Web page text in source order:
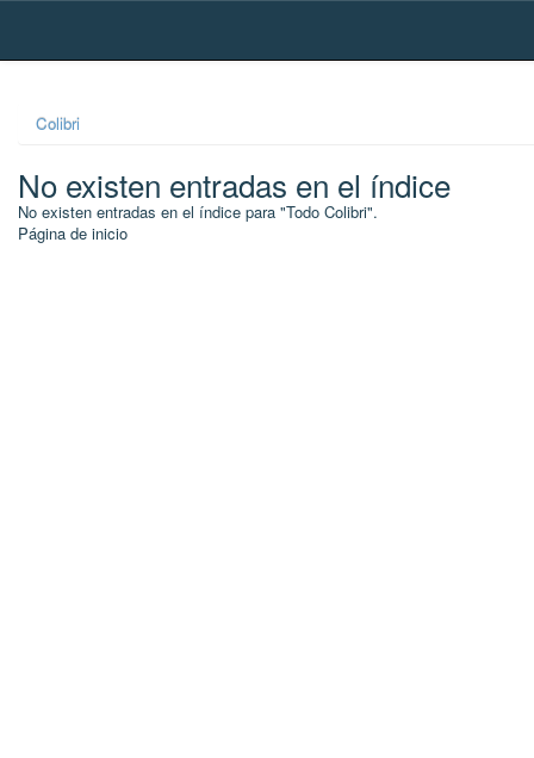
Skip
Colibri
No existen entradas en el índice
No existen entradas en el índice para "Todo Colibri".
Página de inicio